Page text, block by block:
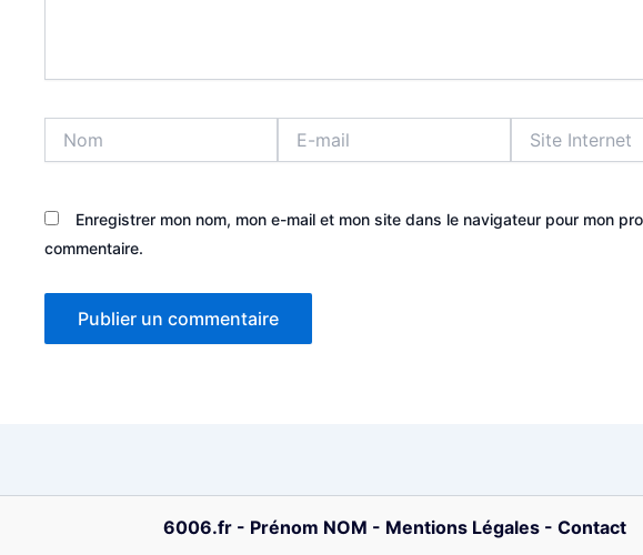
mail
Internet
Enregistrer mon nom, mon e-mail et mon site dans le navigateur pour mon
commentaire.
6006.fr- Prénom NOM - Mentions Légales- Contact